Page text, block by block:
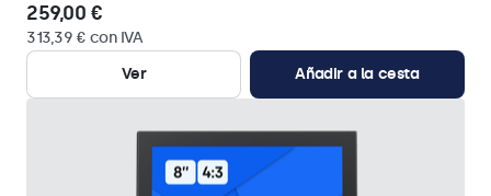
259,00 €
313,39 € con IVA
Ver
Añadir a la cesta